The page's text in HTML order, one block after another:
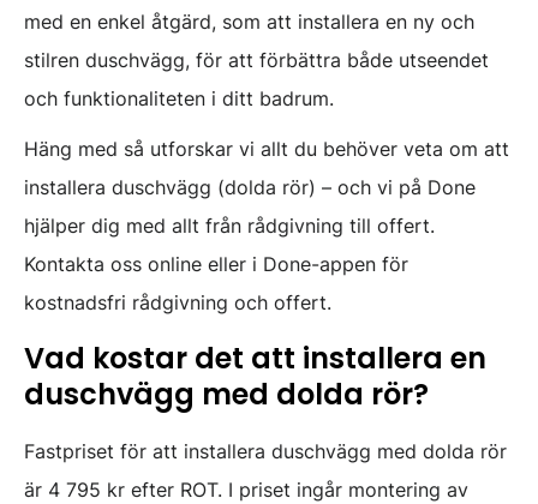
med en enkel åtgärd, som att installera en ny och
stilren duschvägg, för att förbättra både utseendet
och funktionaliteten i ditt badrum.
Häng med så utforskar vi allt du behöver veta om att
installera duschvägg (dolda rör) – och vi på Done
hjälper dig med allt från rådgivning till offert.
Kontakta oss online eller i Done-appen för
kostnadsfri rådgivning och offert.
Vad kostar det att installera en
duschvägg med dolda rör?
Fastpriset för att installera duschvägg med dolda rör
är 4 795 kr efter ROT. I priset ingår montering av